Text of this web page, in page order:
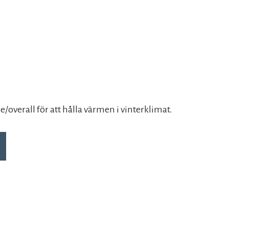
overall för att hålla värmen i vinterklimat.